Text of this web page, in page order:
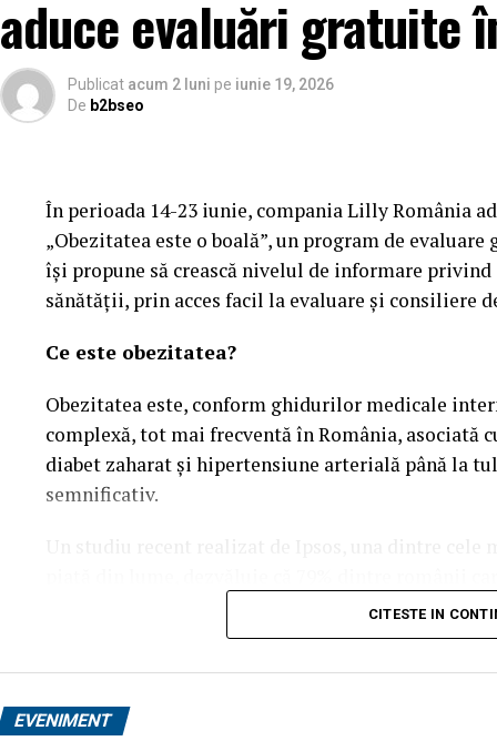
aduce evaluări gratuite
Publicat acum 2 luni pe iunie 19, 2026
De b2bseo
În perioada 14-23 iunie, compania Lilly România
„Obezitatea este o boală”, un program de
își propune să crească nivelul de informare
sănătății, prin acces facil la evaluare și consiliere
Ce este obezitatea?
Obezitatea este, conform ghidurilor medicale
complexă, tot mai frecventă în România, asociată
diabet zaharat și hipertensiune arterială până la
semnificativ.
afecțiunea lor „se poate preveni prin alegeri
studiate și cu mult peste media globală de 66%.
că, dincolo de stilul de viață, există o rezistență
CITESTE IN
EVENIMENT